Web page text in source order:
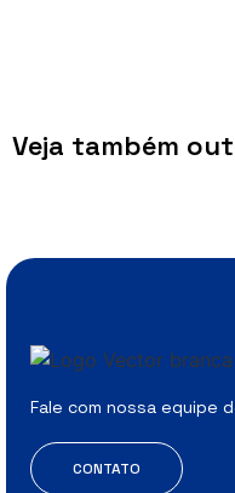
Veja também
Fale com nossa equipe
CONTATO